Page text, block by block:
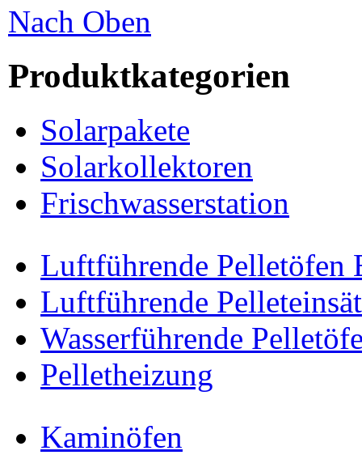
Nach Oben
Produktkategorien
Solarpakete
Solarkollektoren
Frischwasserstation
Luftführende Pelletöfen
Luftführende
Wasserführende
Pelletheizung
Kaminöfen